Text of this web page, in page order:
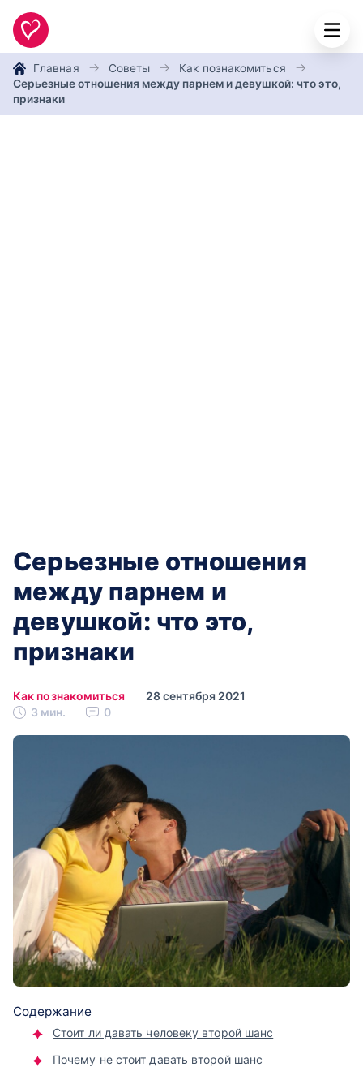
Главная Советы
Как познакомиться
Серьезные отношения между парнем и девушкой: что это,
признаки
Серьезные отношения
между парнем и
девушкой: что это,
признаки
Как познакомиться
28 сентября 2021
3 мин.
0
Содержание
Стоит ли давать человеку второй шанс
Почему не стоит давать второй шанс